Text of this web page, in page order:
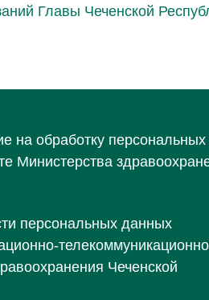
Главы Чеченской
на обработку персональных
Министерства
персональных данных
Чеченской